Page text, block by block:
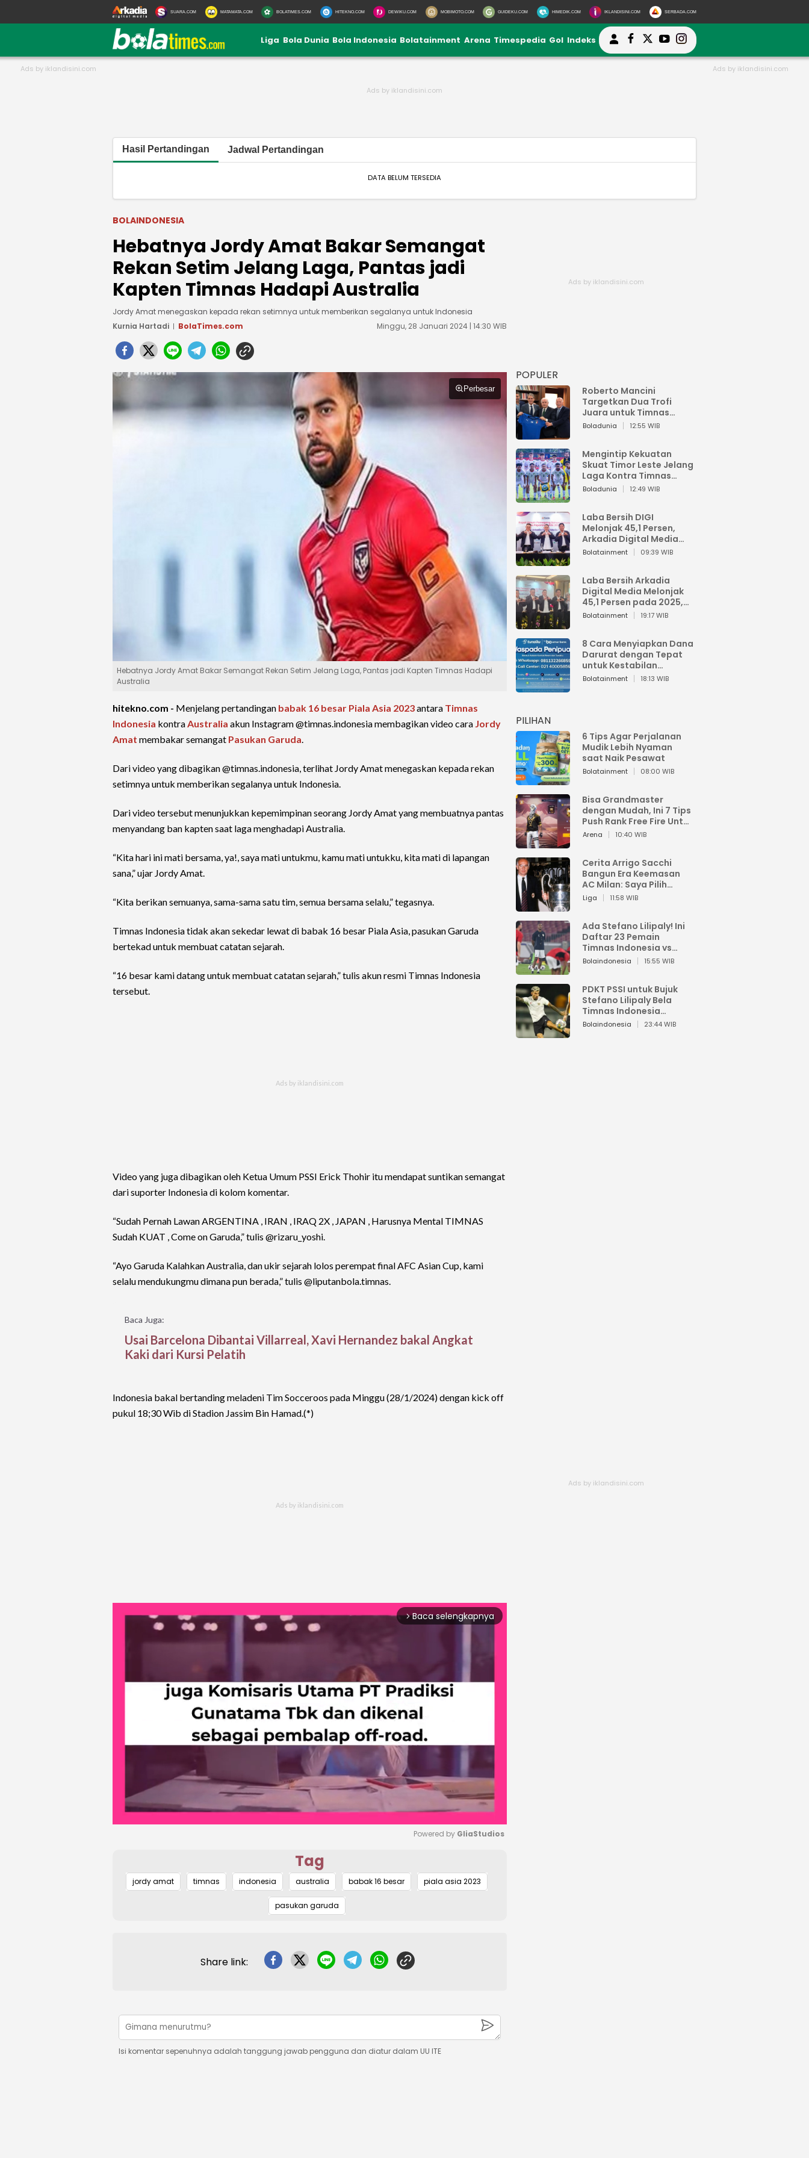
SUARA.COM MATAMATA.COM BOLATIMES.COM HITEKNO.COM DEWIKU.COM MOBIMOTO.COM GUIDEKU.COM HIMEDIK.COM IKLANDISINI.COM SERBADA.COM
Liga Bola Dunia Bola Indonesia Bolatainment Arena Timespedia Gol Indeks
Hasil Pertandingan Jadwal Pertandingan
DATA BELUM TERSEDIA
BOLAINDONESIA
Hebatnya Jordy Amat Bakar Semangat
Rekan Setim Jelang Laga, Pantas jadi
Kapten Timnas Hadapi Australia
Jordy Amat menegaskan kepada rekan setimnya untuk memberikan segalanya untuk Indonesia
Kurnia Hartadi
BolaTimes.com Minggu, 28 Januari 2024 | 14:30 WIB
Perbesar
Hebatnya Jordy Amat Bakar Semangat Rekan Setim Jelang Laga, Pantas jadi Kapten Timnas Hadapi
Australia
hitekno.com - Menjelang pertandingan babak 16 besar Piala Asia 2023antara Timnas
Indonesia kontraAustralia akun Instagram @timnas.indonesia membagikan video cara Jordy
Amat membakar semangat Pasukan Garuda.
Dari video yang dibagikan @timnas.indonesia, terlihat Jordy Amat menegaskan kepada rekan
setimnya untuk memberikan segalanya untuk Indonesia.
Dari video tersebut menunjukkan kepemimpinan seorang Jordy Amat yang membuatnya pantas
menyandang ban kapten saat laga menghadapi Australia.
“Kita hari ini mati bersama, ya!, saya mati untukmu, kamu mati untukku, kita mati di lapangan
sana,” ujar Jordy Amat.
“Kita berikan semuanya, sama-sama satu tim, semua bersama selalu,” tegasnya.
Timnas Indonesia tidak akan sekedar lewat di babak 16 besar Piala Asia, pasukan Garuda
bertekad untuk membuat catatan sejarah.
“16 besar kami datang untuk membuat catatan sejarah,” tulis akun resmi Timnas Indonesia
tersebut.
Video yang juga dibagikan oleh Ketua Umum PSSI Erick Thohir itu mendapat suntikan semangat
dari suporter Indonesia di kolom komentar.
“Sudah Pernah Lawan ARGENTINA , IRAN , IRAQ 2X , JAPAN , Harusnya Mental TIMNAS
Sudah KUAT , Come on Garuda,” tulis @rizaru_yoshi.
“Ayo Garuda Kalahkan Australia, dan ukir sejarah lolos perempat final AFC Asian Cup, kami
selalu mendukungmu dimana pun berada,” tulis @liputanbola.timnas.
Baca Juga:
Usai Barcelona Dibantai Villarreal, Xavi Hernandez bakal Angkat
Kaki dari Kursi Pelatih
Indonesia bakal bertanding meladeni Tim Socceroos pada Minggu (28/1/2024) dengan kick off
pukul 18;30 Wib di Stadion Jassim Bin Hamad.(*)
arrow_forward_ios Baca selengkapnya
Powered by GliaStudios
Tag
jordy amat timnas indonesia australia babak 16 besar piala asia 2023
pasukan garuda
Share link:
Isi komentar sepenuhnya adalah tanggung jawab pengguna dan diatur dalam UU ITE
POPULER
Roberto Mancini
Targetkan Dua Trofi
Juara untuk Timnas
Italia
Boladunia 12:55 WIB
Mengintip Kekuatan
Skuat Timor Leste Jelang
Laga Kontra Timnas
Indonesia di Piala AFF
Boladunia 12:49 WIB
Laba Bersih DIGI
Melonjak 45,1 Persen,
Arkadia Digital Media
Perkuat Bisnis AI dan
Bolatainment 09:39 WIB
Laba Bersih Arkadia
Digital Media Melonjak
45,1 Persen pada 2025,
Sentuh Rp1,76 Miliar
Bolatainment 19:17 WIB
8 Cara Menyiapkan Dana
Darurat dengan Tepat
untuk Kestabilan
Keuangan
Bolatainment 18:13 WIB
PILIHAN
6 Tips Agar Perjalanan
Mudik Lebih Nyaman
saat Naik Pesawat
Bolatainment 08:00 WIB
Bisa Grandmaster
dengan Mudah, Ini 7 Tips
Push Rank Free Fire Untuk
Pemula
Arena 10:40 WIB
Cerita Arrigo Sacchi
Bangun Era Keemasan
AC Milan: Saya Pilih
Pemain dari Isi Otaknya
Liga 11:58 WIB
Ada Stefano Lilipaly! Ini
Daftar 23 Pemain
Timnas Indonesia vs
China
Bolaindonesia 15:55 WIB
PDKT PSSI untuk Bujuk
Stefano Lilipaly Bela
Timnas Indonesia
Berakhir Berantakan
Bolaindonesia 23:44 WIB